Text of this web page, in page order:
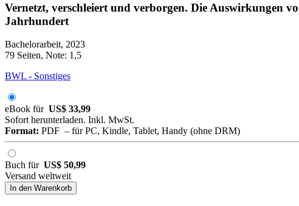
Vernetzt, verschleiert und verborgen. Die Auswirkungen
Jahrhundert
Bachelorarbeit, 2023
79 Seiten, Note: 1,5
BWL - Sonstiges
eBook für US$ 33,99
Sofort herunterladen. Inkl. MwSt.
Format: PDF – für PC, Kindle, Tablet, Handy (ohne DRM)
Buch für US$ 50,99
Versand weltweit
In den Warenkorb